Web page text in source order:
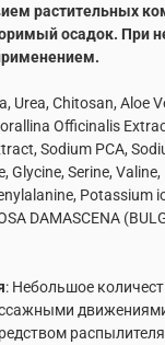
растительных
осадок. При
Urea, Chitosan, Aloe
Officinalis
Sodium PCA,
Glycine, Serine,
Potassium
DAMASCENA
: Небольшое